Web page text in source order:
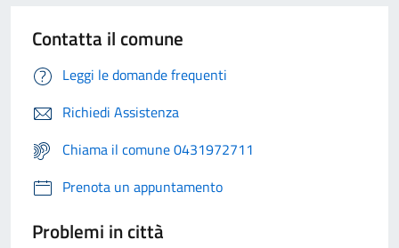
Contatta il comune
Leggi le domande frequenti
Richiedi Assistenza
Chiama il comune 0431972711
Prenota un appuntamento
Problemi in città